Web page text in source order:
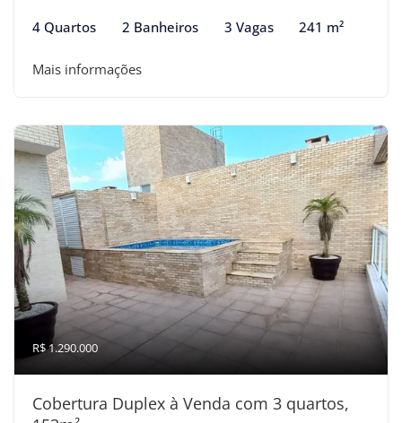
4 Quartos 2 Banheiros 3 Vagas 241 m²
Mais informações
R$ 1.290.000
Cobertura Duplex à Venda com 3 quartos,